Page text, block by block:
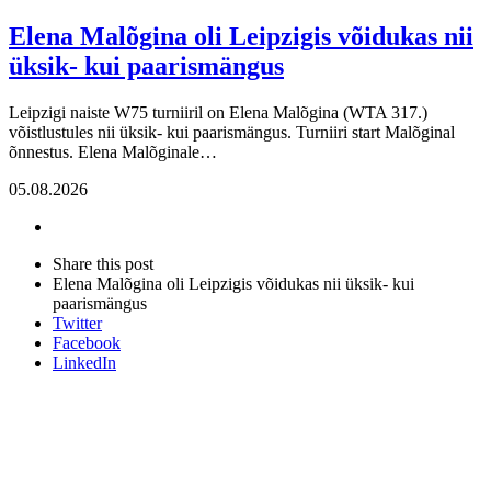
Elena Malõgina oli Leipzigis võidukas nii
üksik- kui paarismängus
Leipzigi naiste W75 turniiril on Elena Malõgina (WTA 317.)
võistlustules nii üksik- kui paarismängus. Turniiri start Malõginal
õnnestus. Elena Malõginale…
05.08.2026
post
Share this postClose
sharing
Elena Malõgina oli Leipzigis võidukas nii üksik- kui
paarismängus
Twitter
Facebook
LinkedIn